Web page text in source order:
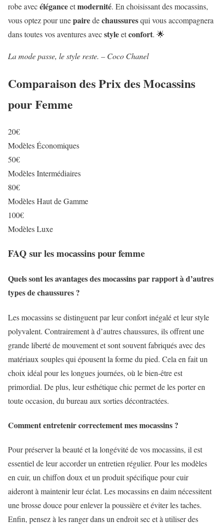
robe avecéléganceetmodernité. En choisissant des mocassins,
vous optez pour unepairedechaussuresqui vous accompagnera
dans toutes vos aventures avecstyleetconfort. 🌟
La mode passe, le style reste. – Coco Chanel
Comparaison des Prix des Mocassins
pour Femme
20€
Modèles Économiques
50€
Modèles Intermédiaires
80€
Modèles Haut de Gamme
100€
Modèles Luxe
FAQ sur les mocassins pour femme
Quels sont les avantages des mocassins par rapport à d’autres
types de chaussures ?
Les mocassins se distinguent par leur confort inégalé et leur style
polyvalent. Contrairement à d’autres chaussures, ils offrent une
grande liberté de mouvement et sont souvent fabriqués avec des
matériaux souples qui épousent la forme du pied. Cela en fait un
choix idéal pour les longues journées, où le bien-être est
primordial. De plus, leur esthétique chic permet de les porter en
toute occasion, du bureau aux sorties décontractées.
Comment entretenir correctement mes mocassins ?
Pour préserver la beauté et la longévité de vos mocassins, il est
essentiel de leur accorder un entretien régulier. Pour les modèles
en cuir, un chiffon doux et un produit spécifique pour cuir
aideront à maintenir leur éclat. Les mocassins en daim nécessitent
une brosse douce pour enlever la poussière et éviter les taches.
Enfin, pensez à les ranger dans un endroit sec et à utiliser des